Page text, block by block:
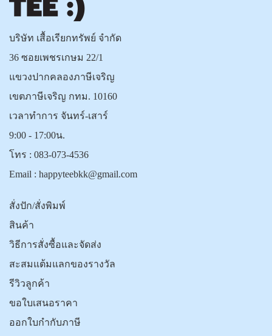
บริษัท เสื้อเรียกทรัพย์ จำกัด
36 ซอยเพชรเกษม 22/1
แขวงปากคลองภาษีเจริญ
เขตภาษีเจริญ กทม. 10160
เวลาทำการ จันทร์-เสาร์
9:00 - 17:00น.
โทร : 083-073-4536
Email : happyteebkk@gmail.com
สั่งปัก/สั่งพิมพ์
สินค้า
วิธีการสั่งซื้อและจัดส่ง
สะสมแต้มแลกของรางวัล
รีวิวลูกค้า
ขอใบเสนอราคา
ออกใบกำกับภาษี